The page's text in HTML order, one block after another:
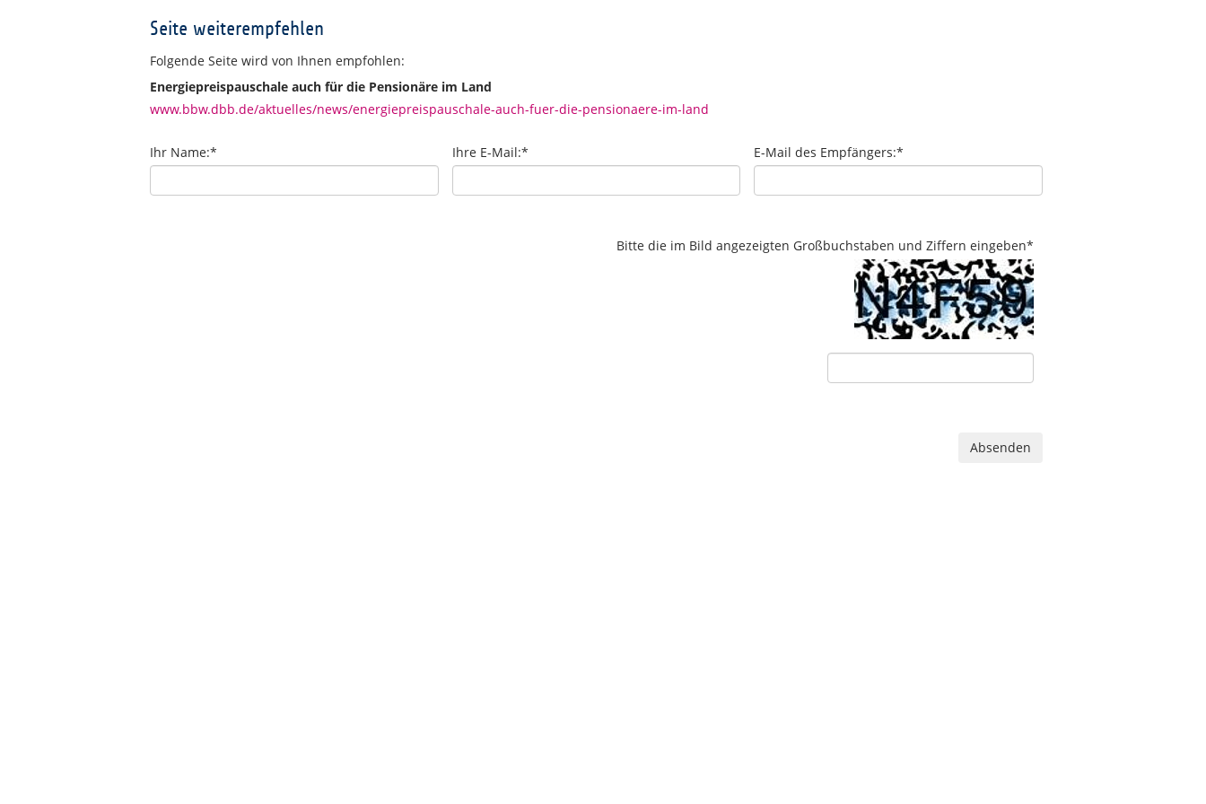
Seite weiterempfehlen
Folgende Seite wird von Ihnen empfohlen:
Energiepreispauschale auch für die Pensionäre im Land
www.bbw.dbb.de/aktuelles/news/energiepreispauschale-auch-fuer-die-pensionaere-im-land
Ihr Name:* Ihre E-Mail:* E-Mail des Empfängers:*
Bitte die im Bild angezeigten Großbuchstaben und Ziffern eingeben*
Absenden